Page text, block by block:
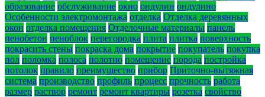
образование обслуживание окно ондулин ондулино
Особенности электромонтажа отделка Отделка деревянных
окон отделка помещения Отделочные материалы панель
пенобетон пеноблок перегородка плита плитка поверхность
покрасить стены покраска дома покрытие покупатель покупка
пол поломка полоса полотно помещение порода постройка
потолок правило преимущество прибор Приточно-вытяжная
система производство профиль процесс прочность работа
размер раствор ремонт ремонт квартиры розетка свойство